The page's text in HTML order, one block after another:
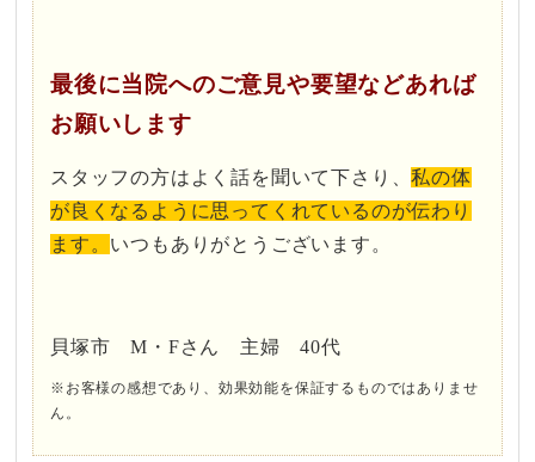
最後に当院へのご意見や要望などあれば
お願いします
スタッフの方はよく話を聞いて下さり、私の体
が良くなるように思ってくれているのが伝わり
ます。 いつもありがとうございます。
貝塚市 M・Fさん 主婦 40代
※お客様の感想であり、効果効能を保証するものではありませ
ん。